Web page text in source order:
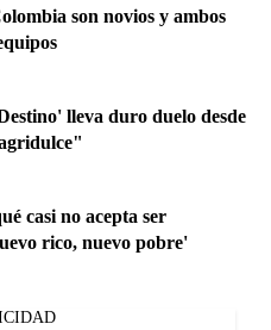
son novios y ambos
lleva duro duelo desde
casi no acepta ser
rico, nuevo pobre'